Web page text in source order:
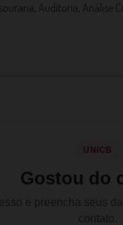
Auditoria, Análise
UNICB
Gostou do
e preencha seus
contato.